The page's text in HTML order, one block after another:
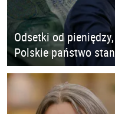
Odsetki od
Polskie państwo